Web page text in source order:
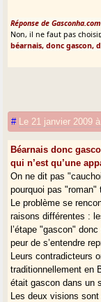
Réponse de
Non, il ne faut pas
béarnais, donc gascon,
# Le 21 janvier 2009
Béarnais donc
qui n’est qu’une
On ne dit pas
pourquoi pas "roman"
Le problème se
raisons différentes :
l’étape "gascon"
peur de s’entendre
Leurs contradicteurs
traditionnellement en
était gascon dans un
Les deux visions